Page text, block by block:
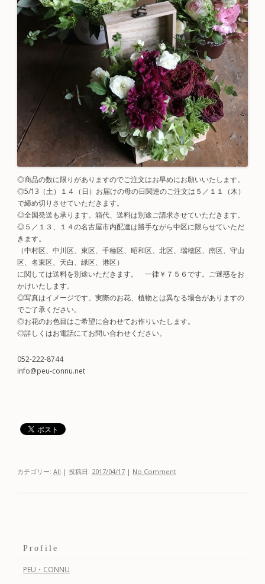
◎商品の数に限りがありますのでご注文はお早めにお願いいたします。
◎5/13（土）１４（日）お届けの母の日関連のご注文は５／１１（木）
で締め切りさせていただきます。
◎全国発送も承ります。箱代、送料は別途ご請求させていただきます。
◎５／１３、１４の名古屋市内配達は勝手ながら中区に限らせていただ
きます。
（中村区、中川区、東区、千種区、昭和区、北区、瑞穂区、南区、守山
区、名東区、天白、緑区、港区）
に関しては送料を別途いただきます。 一律￥７５６です。ご迷惑をお
かけいたします。
◎写真はイメージです。実際のお花、植物とは異なる場合がありますの
でご了承ください。
◎お花のお色目はご希望に合わせてお作りいたします。
◎詳しくはお電話にてお問い合わせください。
052-222-8744
info@peu-connu.net
カテゴリー: All | 投稿日: 2017/04/17 | No Comment
Profile
PEU・CONNU